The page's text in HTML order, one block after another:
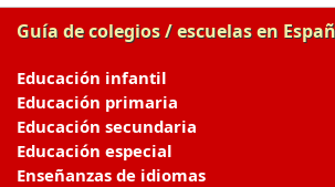
Guía de colegios / escuelas en
Educación infantil
Educación primaria
Educación secundaria
Educación especial
Enseñanzas de idiomas